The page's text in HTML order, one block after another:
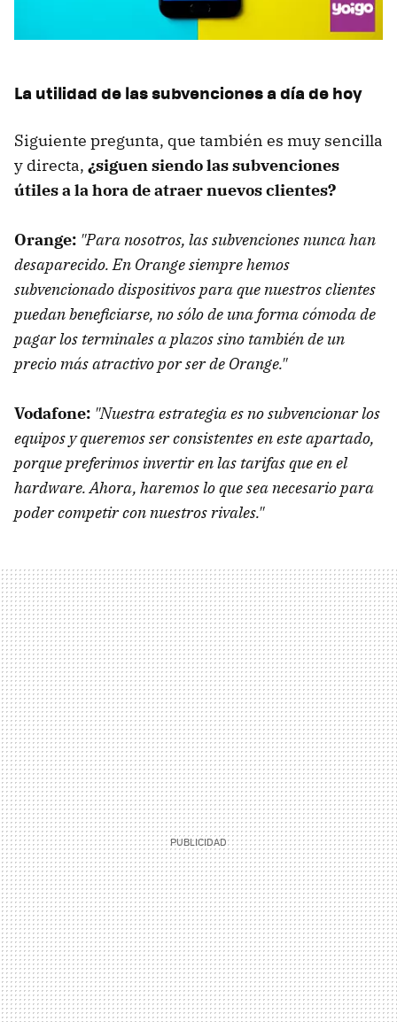
La utilidad de las subvenciones a día de hoy
Siguiente pregunta, que también es muy sencilla
y directa, ¿siguen siendo las subvenciones
útiles a la hora de atraer nuevos clientes?
Orange: "Para nosotros, las subvenciones nunca han
desaparecido. En Orange siempre hemos
subvencionado dispositivos para que nuestros clientes
puedan beneficiarse, no sólo de una forma cómoda de
pagar los terminales a plazos sino también de un
precio más atractivo por ser de Orange."
Vodafone: "Nuestra estrategia es no subvencionar los
equipos y queremos ser consistentes en este apartado,
porque preferimos invertir en las tarifas que en el
hardware. Ahora, haremos lo que sea necesario para
poder competir con nuestros rivales."